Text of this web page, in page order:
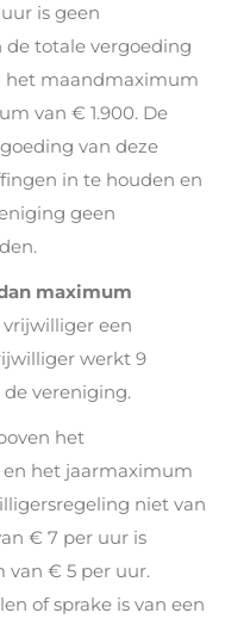
is geen
totale vergoeding
het maandmaximum
van € 1.900. De
van deze
in te houden en
geen
maximum
een
werkt 9
vereniging.
het
het jaarmaximum
niet van
€ 7 per uur is
van € 5 per uur.
of sprake is van een